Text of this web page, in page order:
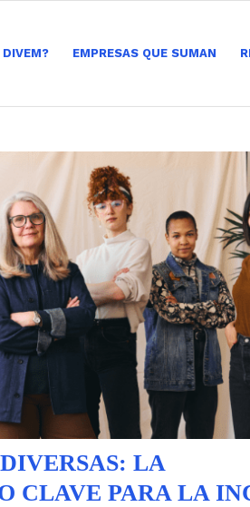
DIVEM? EMPRESAS QUE SUMAN
LA
CLAVE PARA LA